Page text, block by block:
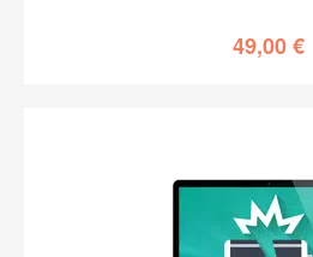
49,00€